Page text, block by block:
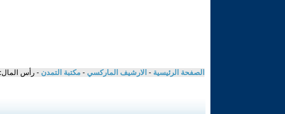
الصفحة الرئيسية - الارشيف الماركسي - مكتبة التمدن - رأس المال: الفصل